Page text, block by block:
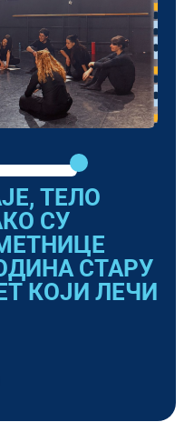
ТЕЛО
СУ
СТАРУ
КОЈИ ЛЕЧИ